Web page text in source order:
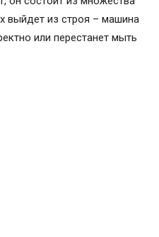
выйдет из строя – машина
или перестанет мыть